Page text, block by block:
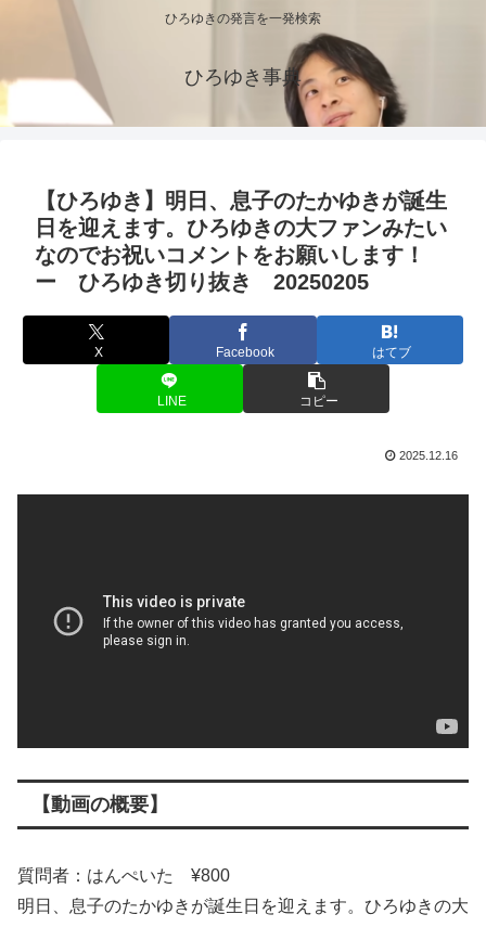
ひろゆきの発言を一発検索
ひろゆき事典
【ひろゆき】明日、息子のたかゆきが誕生
日を迎えます。ひろゆきの大ファンみたい
なのでお祝いコメントをお願いします！
ー ひろゆき切り抜き 20250205
X Facebook はてブ
LINE コピー
2025.12.16
【動画の概要】
質問者：はんぺいた ¥800
明日、息子のたかゆきが誕生日を迎えます。ひろゆきの大